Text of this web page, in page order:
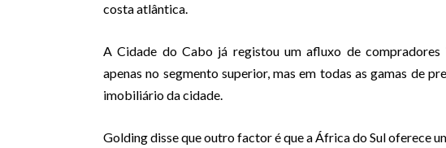
costa atlântica.
A Cidade do Cabo já registou um afluxo de
apenas no segmento superior, mas em todas as gamas de
imobiliário da cidade.
Golding disse que outro factor é que a África do Sul oferece